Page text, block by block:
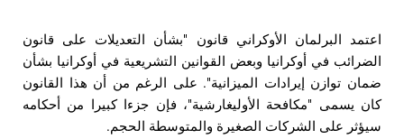
اعتمد البرلمان الأوكراني قانون "بشأن التعديلات على قانون
الضرائب في أوكرانيا وبعض القوانين التشريعية في أوكرانيا بشأن
ضمان توازن إيرادات الميزانية". على الرغم من أن هذا القانون
كان يسمى "مكافحة الأوليغارشية"، فإن جزءا كبيرا من أحكامه
سيؤثر على الشركات الصغيرة والمتوسطة الحجم.